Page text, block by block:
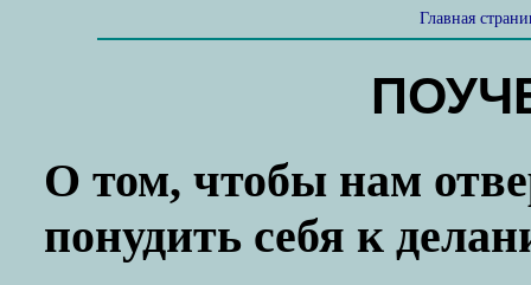
Главная
О том, чтобы нам
понудить себя к